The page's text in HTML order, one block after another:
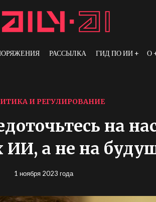
РАССЫЛКА ГИД ПО ИИ О
И РЕГУЛИРОВАНИЕ
на
ИИ, а не на
1 ноября 2023 года